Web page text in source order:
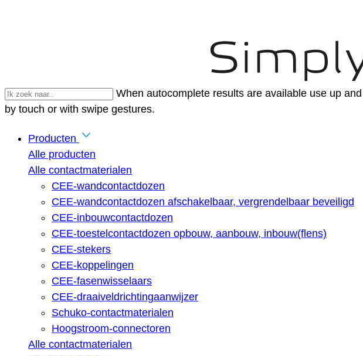
When autocomplete results are available use up
by touch or with swipe gestures.
Producten
Alle producten
Alle contactmaterialen
CEE-wandcontactdozen
CEE-wandcontactdozen afschakelbaar, vergrendelbaar beveiligd
CEE-inbouwcontactdozen
CEE-toestelcontactdozen opbouw, aanbouw, inbouw(flens)
CEE-stekers
CEE-koppelingen
CEE-fasenwisselaars
CEE-draaiveldrichtingaanwijzer
Schuko-contactmaterialen
Hoogstroom-connectoren
Alle contactmaterialen